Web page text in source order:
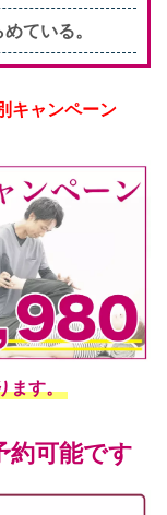
ている。
キャンペーン
ます。
約可能です